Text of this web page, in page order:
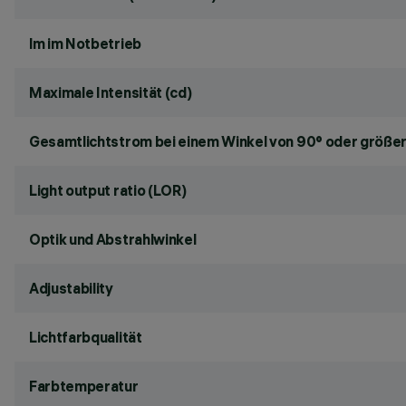
lm im Notbetrieb
Maximale Intensität (cd)
Gesamtlichtstrom bei einem Winkel von 90° oder
Light output ratio (LOR)
Optik und Abstrahlwinkel
Adjustability
Lichtfarbqualität
Farbtemperatur